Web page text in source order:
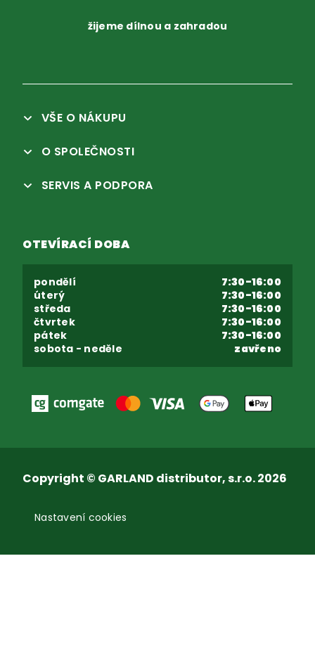
žijeme dílnou a zahradou
VŠE O NÁKUPU
O SPOLEČNOSTI
SERVIS A PODPORA
OTEVÍRACÍ DOBA
pondělí
7:30-16:00
úterý
7:30-16:00
středa
7:30-16:00
čtvrtek
7:30-16:00
pátek
7:30-16:00
sobota - neděle
zavřeno
Copyright © GARLAND distributor, s.r.o. 2026
Nastavení cookies